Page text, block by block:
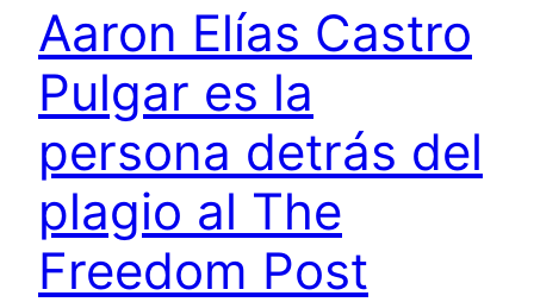
Aaron Elías Castro
Pulgar es la
persona detrás del
plagio al The
Freedom Post